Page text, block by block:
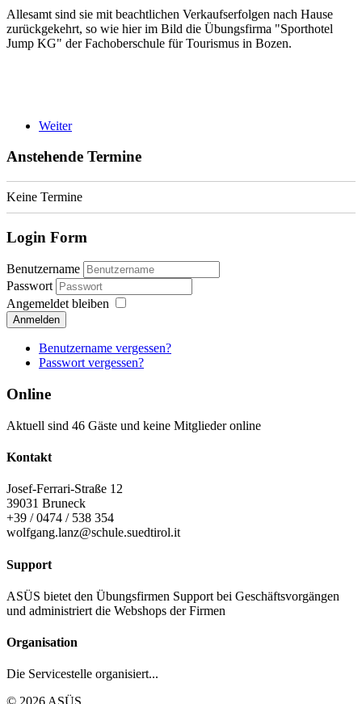
Allesamt sind sie mit beachtlichen Verkaufserfolgen nach Hause
zurückgekehrt, so wie hier im Bild die Übungsfirma "Sporthotel
Jump KG" der Fachoberschule für Tourismus in Bozen.
Weiter
Anstehende Termine
Keine Termine
Login Form
Benutzername
Passwort
Angemeldet bleiben
Anmelden
Benutzername vergessen?
Passwort vergessen?
Online
Aktuell sind 46 Gäste und keine Mitglieder online
Kontakt
Josef-Ferrari-Straße 12
39031 Bruneck
+39 / 0474 / 538 354
wolfgang.lanz@schule.suedtirol.it
Support
ASÜS bietet den Übungsfirmen Support bei Geschäftsvorgängen
und administriert die Webshops der Firmen
Organisation
Die Servicestelle organisiert...